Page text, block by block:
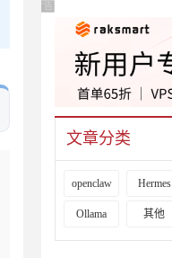
广告 商业广告，理性选择
文章分类
openclaw Hermes
Ollama 其他